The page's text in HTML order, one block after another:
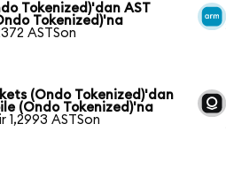
Tokenized)'dan AST
Tokenized)'na
ASTSon
(Ondo Tokenized)'dan
(Ondo Tokenized)'na
1,2993 ASTSon